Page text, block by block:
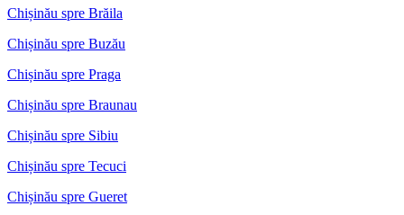
Chișinău spre Brăila
Chișinău spre Buzău
Chișinău spre Praga
Chișinău spre Braunau
Chișinău spre Sibiu
Chișinău spre Tecuci
Chișinău spre Gueret